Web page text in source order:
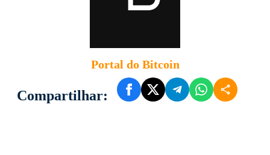
Portal do Bitcoin
Compartilhar: